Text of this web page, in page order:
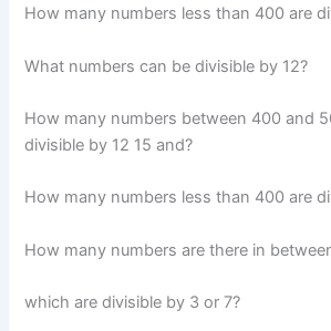
How many numbers less than 400 are
What numbers can be divisible by 12?
How many numbers between 400 and
divisible by 12 15 and?
How many numbers less than 400 are
How many numbers are there in
which are divisible by 3 or 7?